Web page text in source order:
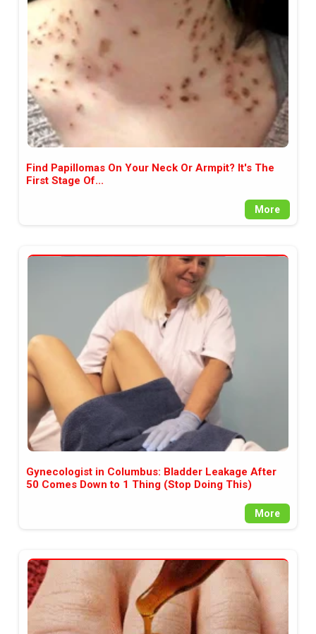
аудитория, затова държим на
прозрачност и коректност от
наша страна. Поднасяме ви
новините такива, каквито са. В
пълния си потенциал.
Find Papillomas On Your Neck Or Armpit? It's The
First Stage Of...
More
Gynecologist in Columbus: Bladder Leakage After
50 Comes Down to 1 Thing (Stop Doing This)
More